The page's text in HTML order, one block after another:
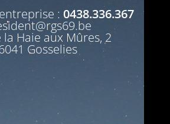
: 0438.336.367
la Haie aux Mûres, 2
Gosselies